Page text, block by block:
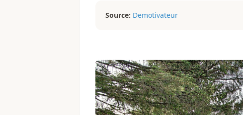
Source: Demotivateur